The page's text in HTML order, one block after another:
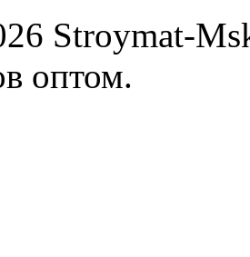
Stroymat-
оптом.